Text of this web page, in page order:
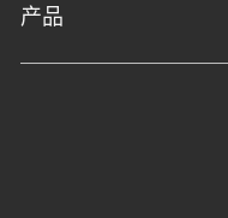
产品